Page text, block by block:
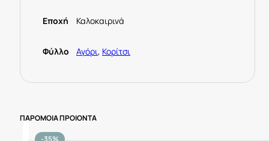
Εποχή Καλοκαιρινά
Φύλλο Αγόρι, Κορίτσι
ΠΑΡΟΜΟΙΑ ΠΡΟΙΟΝΤΑ